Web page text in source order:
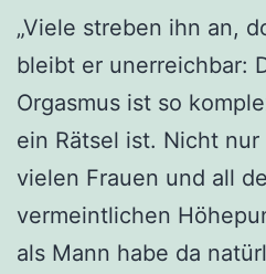
„Viele streben ihn an,
bleibt er unerreichbar:
Orgasmus ist so
ein Rätsel ist. Nicht
vielen Frauen und all
vermeintlichen
als Mann habe da